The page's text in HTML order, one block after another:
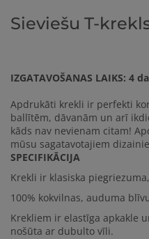
Sieviešu T-
IZGATAVOŠANAS LAIKS: 4
Apdrukāti krekli ir perfekti
ballītēm, dāvanām un arī
kāds nav nevienam citam!
mūsu sagatavotajiem
SPECIFIKĀCIJA
Krekli ir klasiska
100% kokvilnas, auduma
Krekliem ir elastīga apkakle
nošūta ar dubulto vīli.